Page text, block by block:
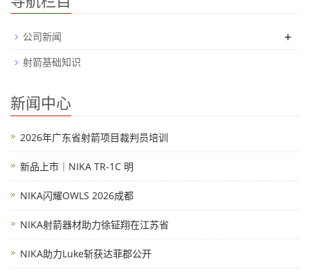
公司新闻 +
射箭基础知识
新闻中心
2026年广东省射箭项目裁判员培训
新品上市｜NIKA TR-1C 明
NIKA闪耀OWLS 2026成都
NIKA射箭器材助力徐钲翔在江苏省
NIKA助力Luke斩获达菲郡公开